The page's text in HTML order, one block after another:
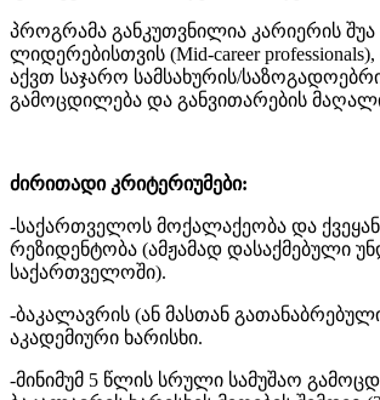
პროგრამა განკუთვნილია კარიერის
ლიდერებისთვის (Mid-career
აქვთ საჯარო სამსახურის/
გამოცდილება და განვითარების
ძირითადი კრიტერიუმები:
-საქართველოს მოქალაქეობა და
რეზიდენტობა (ამჟამად დასაქმებული
საქართველოში).
-ბაკალავრის (ან მასთან
აკადემიური ხარისხი.
-მინიმუმ 5 წლის სრული სამუშაო